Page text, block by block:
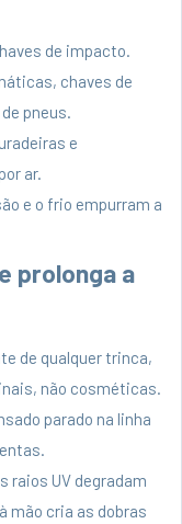
de impacto.
chaves de
pneus.
e
ar.
e o frio empurram a
prolonga a
de qualquer trinca,
não cosméticas.
parado na linha
raios UV degradam
mão cria as dobras